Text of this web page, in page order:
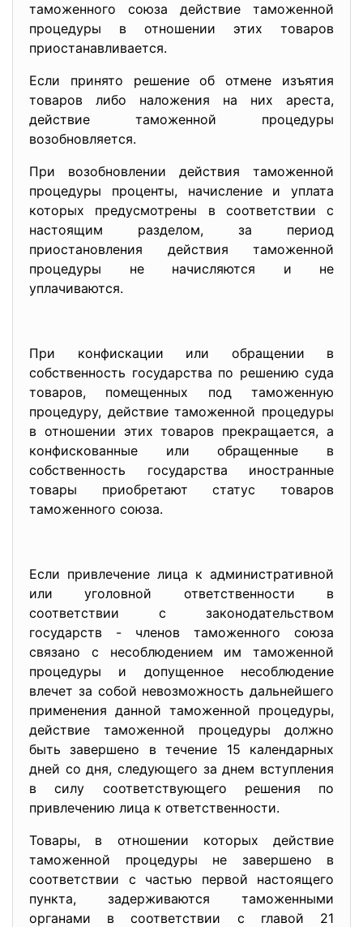
таможенного союза действие таможенной
процедуры в отношении этих товаров
приостанавливается.
Если принято решение об отмене изъятия
товаров либо наложения на них ареста,
действие таможенной процедуры
возобновляется.
При возобновлении действия таможенной
процедуры проценты, начисление и уплата
которых предусмотрены в соответствии с
настоящим разделом, за период
приостановления действия таможенной
процедуры не начисляются и не
уплачиваются.
При конфискации или обращении в
собственность государства по решению суда
товаров, помещенных под таможенную
процедуру, действие таможенной процедуры
в отношении этих товаров прекращается, а
конфискованные или обращенные в
собственность государства иностранные
товары приобретают статус товаров
таможенного союза.
Если привлечение лица к административной
или уголовной ответственности в
соответствии с законодательством
государств - членов таможенного союза
связано с несоблюдением им таможенной
процедуры и допущенное несоблюдение
влечет за собой невозможность дальнейшего
применения данной таможенной процедуры,
действие таможенной процедуры должно
быть завершено в течение 15 календарных
дней со дня, следующего за днем вступления
в силу соответствующего решения по
привлечению лица к ответственности.
Товары, в отношении которых действие
таможенной процедуры не завершено в
соответствии с частью первой настоящего
пункта, задерживаются таможенными
органами в соответствии с главой 21